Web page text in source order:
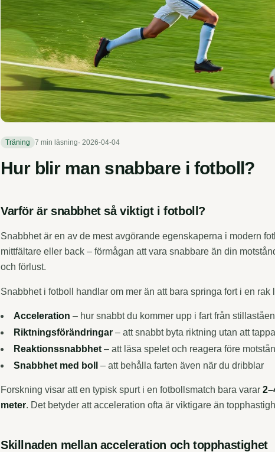
Träning 7 min läsning· 2026-04-04
Hur blir man snabbare i fotboll?
Varför är snabbhet så viktigt i fotboll?
Snabbhet är en av de mest avgörande egenskaperna i modern
mittfältare eller back – förmågan att vara snabbare än din
och förlust.
Snabbhet i fotboll handlar om mer än att bara springa fort i en rak
Acceleration – hur snabbt du kommer upp i fart från
Riktningsförändringar – att snabbt byta riktning utan att
Reaktionssnabbhet – att läsa spelet och reagera före
Snabbhet med boll
– att behålla farten även när du dribblar
Forskning visar att en typisk spurt i en fotbollsmatch bara varar
meter. Det betyder att acceleration ofta är viktigare än
Skillnaden mellan acceleration och topphastighet